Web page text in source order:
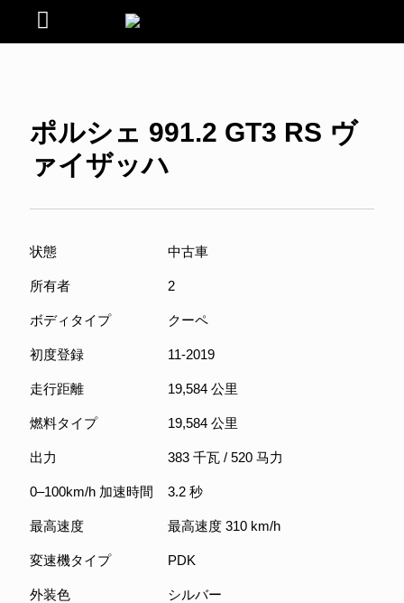
ポルシェ 991.2 GT3 RS ヴ
ァイザッハ
状態 中古車
所有者 2
ボディタイプ クーペ
初度登録 11-2019
走行距離 19,584 公里
燃料タイプ 19,584 公里
出力 383 千瓦 / 520 马力
0–100km/h 加速時間 3.2 秒
最高速度 最高速度 310 km/h
変速機タイプ PDK
外装色 シルバー